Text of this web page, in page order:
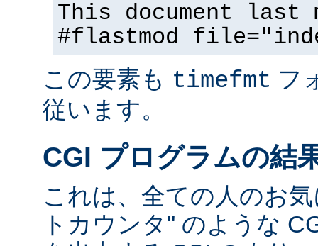
This document
#flastmod
この要素も timefmt フ
従います。
CGI プログラムの結
これは、全ての人のお
トカウンタ'' のような